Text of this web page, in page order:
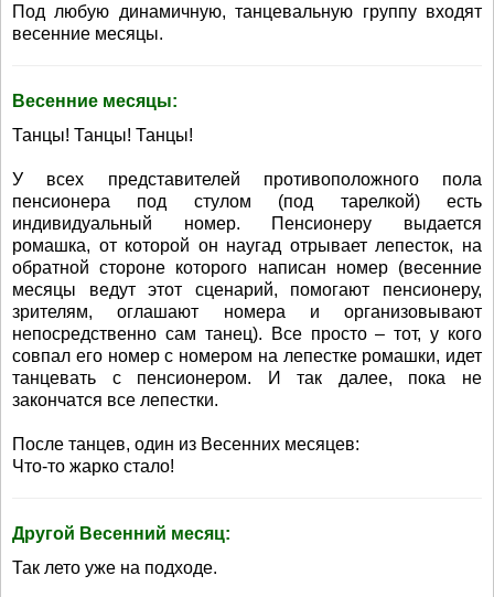
Под любую динамичную, танцевальную группу входят
весенние месяцы.
Весенние месяцы:
Танцы! Танцы! Танцы!
У всех представителей противоположного пола
пенсионера под стулом (под тарелкой) есть
индивидуальный номер. Пенсионеру выдается
ромашка, от которой он наугад отрывает лепесток, на
обратной стороне которого написан номер (весенние
месяцы ведут этот сценарий, помогают пенсионеру,
зрителям, оглашают номера и организовывают
непосредственно сам танец). Все просто – тот, у кого
совпал его номер с номером на лепестке ромашки, идет
танцевать с пенсионером. И так далее, пока не
закончатся все лепестки.
После танцев, один из Весенних месяцев:
Что-то жарко стало!
Другой Весенний месяц:
Так лето уже на подходе.